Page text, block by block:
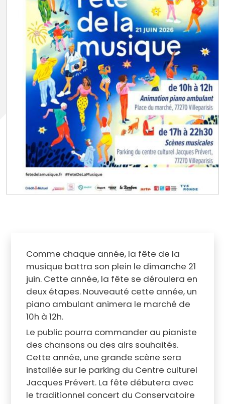
Comme chaque année, la fête de la
musique battra son plein le dimanche 21
juin. Cette année, la fête se déroulera en
deux étapes. Nouveauté cette année, un
piano ambulant animera le marché de
10h à 12h.
Le public pourra commander au pianiste
des chansons ou des airs souhaités.
Cette année, une grande scène sera
installée sur le parking du Centre culturel
Jacques Prévert. La fête débutera avec
le traditionnel concert du Conservatoire